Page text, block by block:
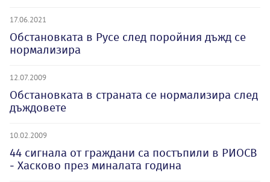
17.06.2021
Обстановката в Русе след поройния дъжд се
нормализира
12.07.2009
Обстановката в страната се нормализира след
дъждовете
10.02.2009
44 сигнала от граждани са постъпили в РИОСВ
- Хасково през миналата година